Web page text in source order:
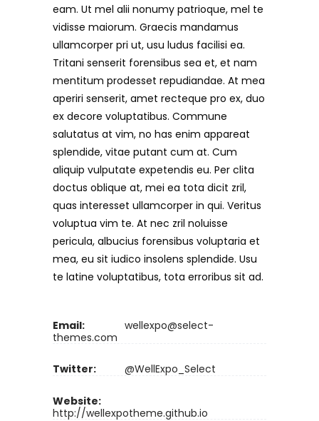
eam. Ut mel alii nonumy patrioque, mel te
vidisse maiorum. Graecis mandamus
ullamcorper pri ut, usu ludus facilisi ea.
Tritani senserit forensibus sea et, et nam
mentitum prodesset repudiandae. At mea
aperiri senserit, amet recteque pro ex, duo
ex decore voluptatibus. Commune
salutatus at vim, no has enim appareat
splendide, vitae putant cum at. Cum
aliquip vulputate expetendis eu. Per clita
doctus oblique at, mei ea tota dicit zril,
quas interesset ullamcorper in qui. Veritus
voluptua vim te. At nec zril noluisse
pericula, albucius forensibus voluptaria et
mea, eu sit iudico insolens splendide. Usu
te latine voluptatibus, tota erroribus sit ad.
Email:
wellexpo@select-
themes.com
Twitter: @WellExpo_Select
Website:
http://wellexpotheme.github.io